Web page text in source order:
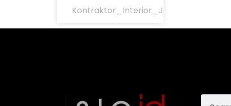
Kontraktor_Interior_Jakarta